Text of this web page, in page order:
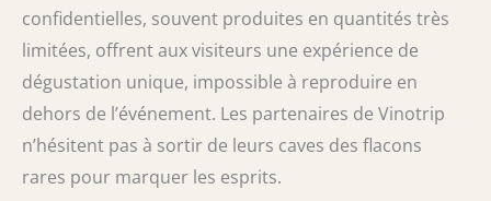
confidentielles, souvent produites en quantités très
limitées, offrent aux visiteurs une expérience de
dégustation unique, impossible à reproduire en
dehors de l’événement. Les partenaires de Vinotrip
n’hésitent pas à sortir de leurs caves des flacons
rares pour marquer les esprits.